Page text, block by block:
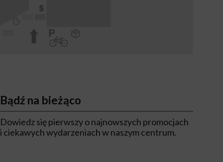
Bądź na bieżąco
Dowiedz się pierwszy o najnowszych promocjach
i ciekawych wydarzeniach w naszym centrum.